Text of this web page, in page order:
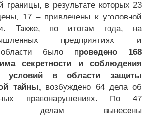
границы, в результате которых 23
17 – привлечены к уголовной
Также, по итогам года, на
предприятиях и
области было проведено 168
секретности и соблюдения
условий в области защиты
тайны, возбуждено 64 дела об
правонарушениях. По 47
делам вынесены